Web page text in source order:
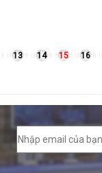
13 14 15 16